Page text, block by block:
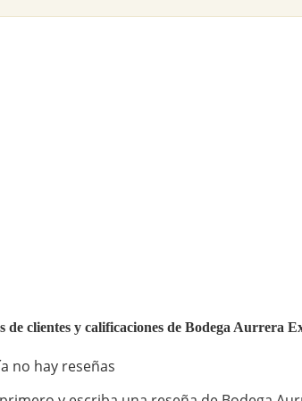
de clientes y calificaciones de Bodega Aurrera
no hay reseñas